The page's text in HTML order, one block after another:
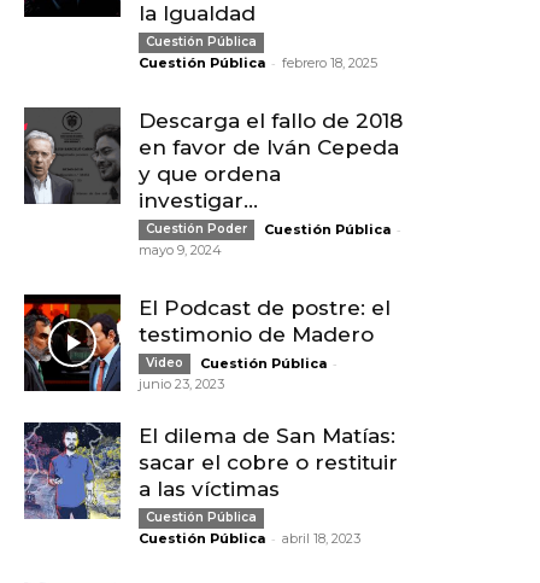
la Igualdad
Cuestión Pública
Cuestión Pública - febrero 18, 2025
Descarga el fallo de 2018
en favor de Iván Cepeda
y que ordena
investigar...
Cuestión Poder Cuestión Pública -
mayo 9, 2024
El Podcast de postre: el
testimonio de Madero
Video Cuestión Pública -
junio 23, 2023
El dilema de San Matías:
sacar el cobre o restituir
a las víctimas
Cuestión Pública
Cuestión Pública - abril 18, 2023